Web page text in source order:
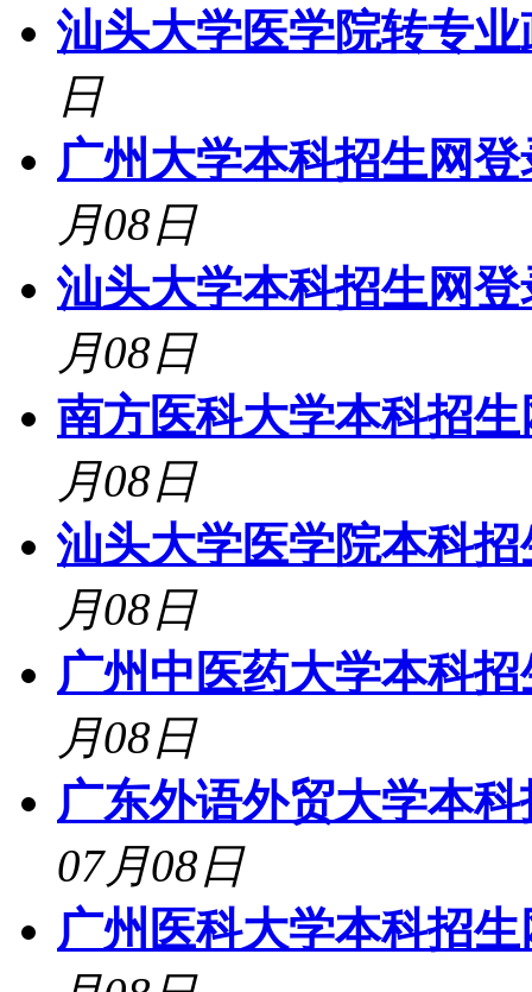
汕头大学医学院转专
日
广州大学本科招生网
月08日
汕头大学本科招生网
月08日
南方医科大学本科招
月08日
汕头大学医学院本科
月08日
广州中医药大学本科
月08日
广东外语外贸大学本
07月08日
广州医科大学本科招